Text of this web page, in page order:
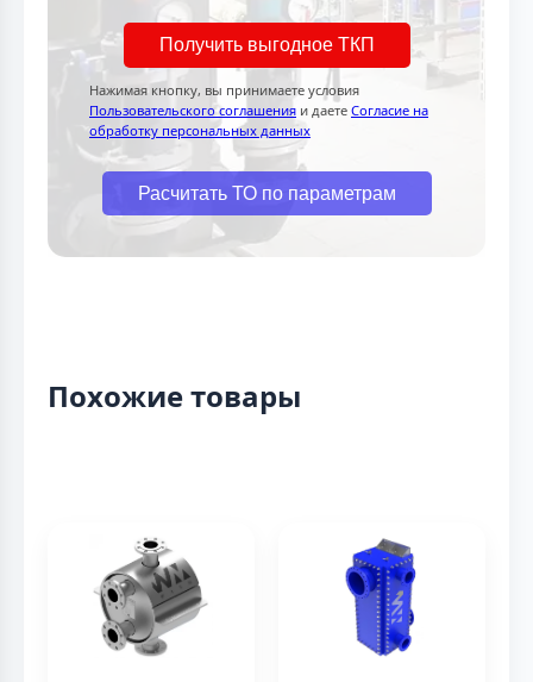
Получить выгодное ТКП
Нажимая кнопку, вы принимаете условия
Пользовательского соглашения и даете Согласие на
обработку персональных данных
Расчитать ТО по параметрам
Похожие товары